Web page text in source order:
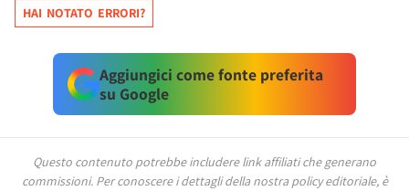
HAI NOTATO ERRORI?
Aggiungici come fonte preferita
su Google
Questo contenuto potrebbe includere link affiliati che generano
commissioni. Per conoscere i dettagli della nostra policy editoriale, è